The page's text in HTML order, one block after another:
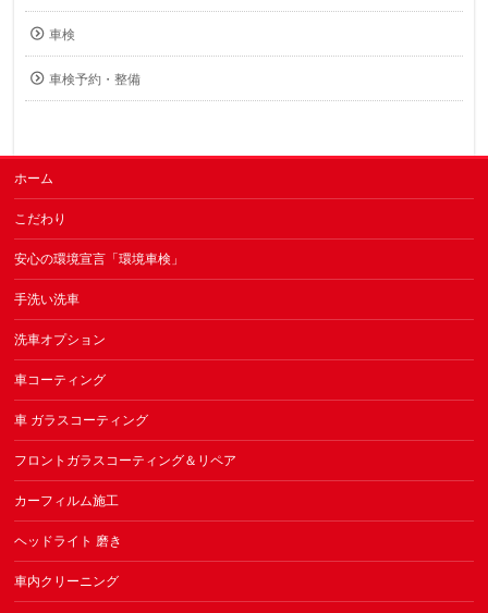
車検
車検予約・整備
ホーム
こだわり
安心の環境宣言「環境車検」
手洗い洗車
洗車オプション
車コーティング
車 ガラスコーティング
フロントガラスコーティング＆リペア
カーフィルム施工
ヘッドライト 磨き
車内クリーニング